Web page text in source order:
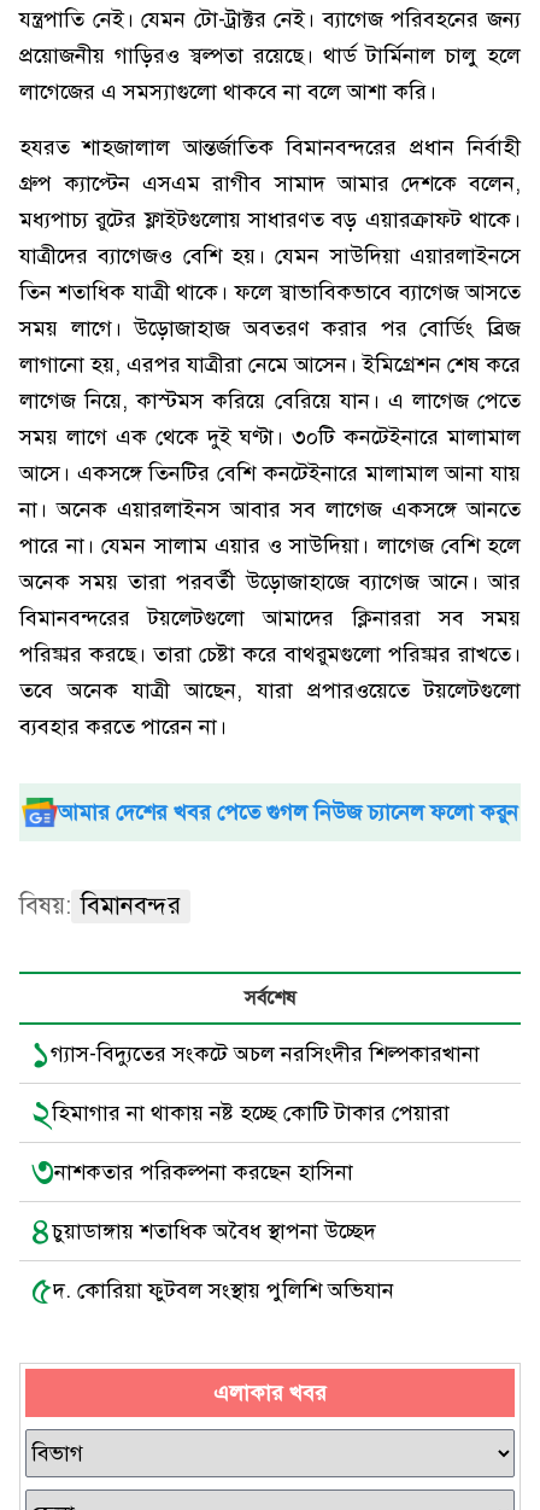
যন্ত্রপাতি নেই। যেমন টো-ট্রাক্টর নেই। ব্যাগেজ পরিবহনের জন্য
প্রয়োজনীয় গাড়িরও স্বল্পতা রয়েছে। থার্ড টার্মিনাল চালু হলে
লাগেজের এ সমস্যাগুলো থাকবে না বলে আশা করি।
হযরত শাহজালাল আন্তর্জাতিক বিমানবন্দরের প্রধান নির্বাহী
গ্রুপ ক্যাপ্টেন এসএম রাগীব সামাদ আমার দেশকে বলেন,
মধ্যপাচ্য রুটের ফ্লাইটগুলোয় সাধারণত বড় এয়ারক্রাফট থাকে।
যাত্রীদের ব্যাগেজও বেশি হয়। যেমন সাউদিয়া এয়ারলাইনসে
তিন শতাধিক যাত্রী থাকে। ফলে স্বাভাবিকভাবে ব্যাগেজ আসতে
সময় লাগে। উড়োজাহাজ অবতরণ করার পর বোর্ডিং ব্রিজ
লাগানো হয়, এরপর যাত্রীরা নেমে আসেন। ইমিগ্রেশন শেষ করে
লাগেজ নিয়ে, কাস্টমস করিয়ে বেরিয়ে যান। এ লাগেজ পেতে
সময় লাগে এক থেকে দুই ঘণ্টা। ৩০টি কনটেইনারে মালামাল
আসে। একসঙ্গে তিনটির বেশি কনটেইনারে মালামাল আনা যায়
না। অনেক এয়ারলাইনস আবার সব লাগেজ একসঙ্গে আনতে
পারে না। যেমন সালাম এয়ার ও সাউদিয়া। লাগেজ বেশি হলে
অনেক সময় তারা পরবর্তী উড়োজাহাজে ব্যাগেজ আনে। আর
বিমানবন্দরের টয়লেটগুলো আমাদের ক্লিনাররা সব সময়
পরিষ্কার করছে। তারা চেষ্টা করে বাথরুমগুলো পরিষ্কার রাখতে।
তবে অনেক যাত্রী আছেন, যারা প্রপারওয়েতে টয়লেটগুলো
ব্যবহার করতে পারেন না।
আমার দেশের খবর পেতে গুগল নিউজ চ্যানেল ফলো করুন
বিষয়: বিমানবন্দর
সর্বশেষ
১গ্যাস-বিদ্যুতের সংকটে অচল নরসিংদীর শিল্পকারখানা
২হিমাগার না থাকায় নষ্ট হচ্ছে কোটি টাকার পেয়ারা
৩নাশকতার পরিকল্পনা করছেন হাসিনা
৪চুয়াডাঙ্গায় শতাধিক অবৈধ স্থাপনা উচ্ছেদ
৫দ. কোরিয়া ফুটবল সংস্থায় পুলিশি অভিযান
এলাকার খবর